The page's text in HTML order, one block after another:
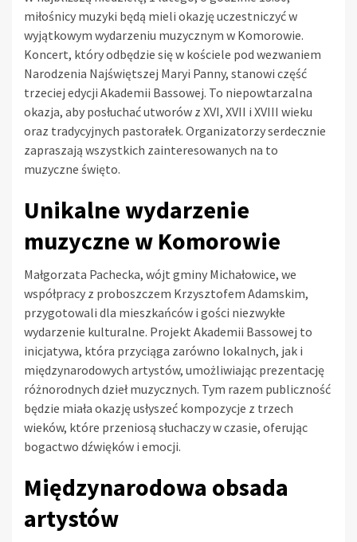
miłośnicy muzyki będą mieli okazję uczestniczyć w
wyjątkowym wydarzeniu muzycznym w Komorowie.
Koncert, który odbędzie się w kościele pod wezwaniem
Narodzenia Najświętszej Maryi Panny, stanowi część
trzeciej edycji Akademii Bassowej. To niepowtarzalna
okazja, aby posłuchać utworów z XVI, XVII i XVIII wieku
oraz tradycyjnych pastorałek. Organizatorzy serdecznie
zapraszają wszystkich zainteresowanych na to
muzyczne święto.
Unikalne wydarzenie
muzyczne w Komorowie
Małgorzata Pachecka, wójt gminy Michałowice, we
współpracy z proboszczem Krzysztofem Adamskim,
przygotowali dla mieszkańców i gości niezwykłe
wydarzenie kulturalne. Projekt Akademii Bassowej to
inicjatywa, która przyciąga zarówno lokalnych, jak i
międzynarodowych artystów, umożliwiając prezentację
różnorodnych dzieł muzycznych. Tym razem publiczność
będzie miała okazję usłyszeć kompozycje z trzech
wieków, które przeniosą słuchaczy w czasie, oferując
bogactwo dźwięków i emocji.
Międzynarodowa obsada
artystów